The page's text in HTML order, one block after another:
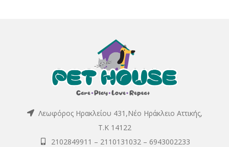
Λεωφόρος Ηρακλείου 431,Νέο Ηράκλειο Αττικής,
Τ.Κ 14122
2102849911 – 2110131032 – 6943002233